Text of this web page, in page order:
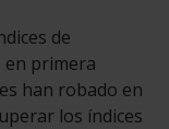
de
en primera
han robado en
los índices